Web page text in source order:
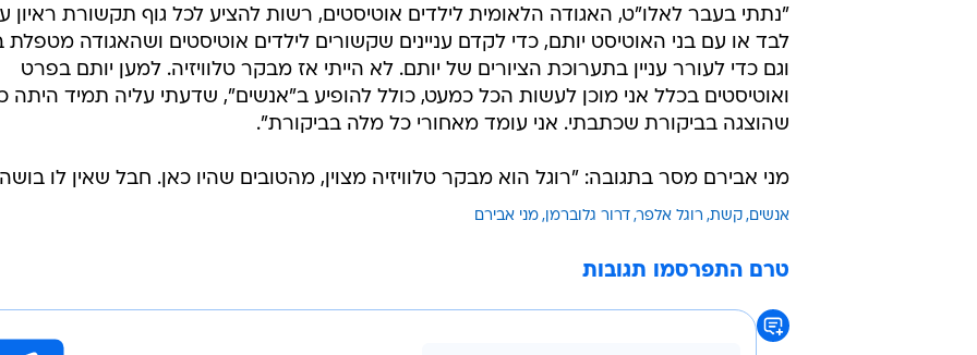
"נתתי בעבר לאלו"ט, האגודה הלאומית לילדים אוטיסטים, רשות להציע לכל גוף תקשורת ראיון
לבד או עם בני האוטיסט יותם, כדי לקדם עניינים שקשורים לילדים אוטיסטים ושהאגודה
וגם כדי לעורר עניין בתערוכת הציורים של יותם. לא הייתי אז מבקר טלוויזיה. למען יותם בפרט
ואוטיסטים בכלל אני מוכן לעשות הכל כמעט, כולל להופיע ב"אנשים", שדעתי עליה תמיד היתה
שהוצגה בביקורת שכתבתי. אני עומד מאחורי כל מלה בביקורת".
מני אבירם מסר בתגובה: "רוגל הוא מבקר טלוויזיה מצוין, מהטובים שהיו כאן. חבל שאין לו
אנשים קשת רוגל אלפר דרור גלוברמן מני אבירם
טרם התפרסמו תגובות